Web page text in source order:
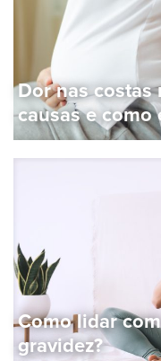
Dor nas
causas e como
Como lidar
gravidez?